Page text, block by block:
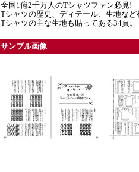
全国1億2千万人のTシャツファン必見!
Tシャツの歴史、ディテール、生地な
Tシャツの主な生地も貼ってある34頁。
サンプル画像